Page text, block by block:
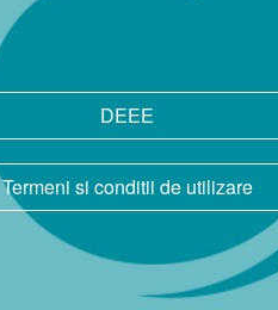
DEEE
Termeni si conditii de utilizare